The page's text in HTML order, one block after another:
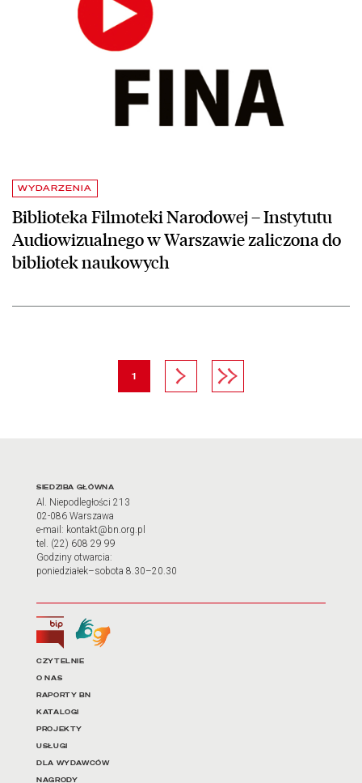
WYDARZENIA
Biblioteka Filmoteki Narodowej – Instytutu
Audiowizualnego w Warszawie zaliczona do
bibliotek naukowych
strona
1 Następna stronaOstatnia strona
Adres oraz godziny
SIEDZIBA GŁÓWNA
Al. Niepodległości 213
02-086 Warszawa
e-mail: kontakt@bn.org.pl
tel. (22) 608 29 99
Godziny otwarcia:
poniedziałek–sobota 8.30–20.30
Biuletyn Informacji Publicznej
Tłumacz języka migowego
Linki do najważniejszych
CZYTELNIE
O NAS
RAPORTY BN
KATALOGI
PROJEKTY
USŁUGI
DLA WYDAWCÓW
NAGRODY